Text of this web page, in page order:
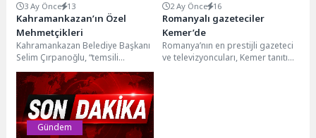
3 Ay Önce 13
Kahramankazan’ın Özel
Mehmetçikleri
Kahramankazan Belediye Başkanı
Selim Çırpanoğlu, “temsili
askerlik” heyecanı yaşayan özel
bireylerin kına gecesinde duygu
dolu...
2 Ay Önce 16
Romanyalı gazeteciler
Kemer’de
Romanya’nın en prestijli gazeteci
ve televizyoncuları, Kemer tanıtım
Gündem